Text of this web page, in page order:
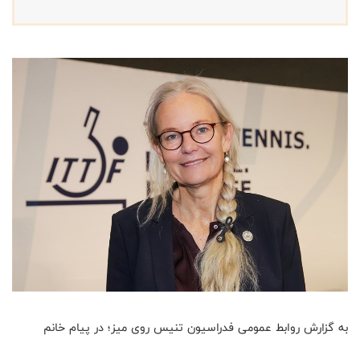
به گزارش روابط عمومی فدراسیون تنیس روی میز؛ در پیام خانم